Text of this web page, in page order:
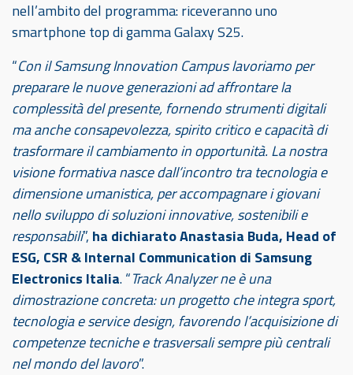
nell’ambito del programma: riceveranno uno
smartphone top di gamma Galaxy S25.
“Con il Samsung Innovation Campus lavoriamo per
preparare le nuove generazioni ad affrontare la
complessità del presente, fornendo strumenti digitali
ma anche consapevolezza, spirito critico e capacità di
trasformare il cambiamento in opportunità. La nostra
visione formativa nasce dall’incontro tra tecnologia e
dimensione umanistica, per accompagnare i giovani
nello sviluppo di soluzioni innovative, sostenibili e
responsabili”, ha dichiarato Anastasia Buda, Head of
ESG, CSR & Internal Communication di Samsung
Electronics Italia. “Track Analyzer ne è una
dimostrazione concreta: un progetto che integra sport,
tecnologia e service design, favorendo l’acquisizione di
competenze tecniche e trasversali sempre più centrali
nel mondo del lavoro”.